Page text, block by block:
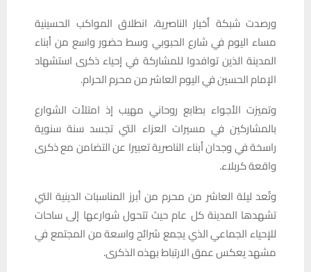
ورصدت شبكة أخبار الناصرية، انطلاق المواكب الحسينية
مساء اليوم في شارع الحبوبي وسط حضور واسع من أبناء
المدينة الذين توافدوا للمشاركة في إحياء ذكرى استشهاد
الإمام الحسين في اليوم العاشر من محرم الحرام.
وتميزت الأجواء بطابع روحاني مهيب إذ امتلأت الشوارع
بالمشاركين في مسيرات العزاء التي تجسد سنة سنوية
راسخة في وجدان أبناء الناصرية تعبيرا عن التضامن مع ذكرى
واقعة كربلاء.
وتُعد ليلة العاشر من محرم من أبرز المناسبات الدينية التي
تشهدها المدينة كل عام حيث تتحول شوارعها إلى ساحات
للإحياء الجماعي الذي يجمع شرائح واسعة من المجتمع في
مشهد يعكس عمق الارتباط بهذه الذكرى.